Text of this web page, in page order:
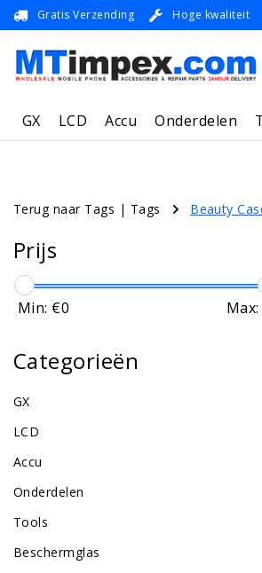
Gratis Verzending Hoge kwaliteit
GX LCD Accu Onderdelen
Terug naar Tags | Tags Beauty
Prijs
Min: €0
Categorieën
GX
LCD
Accu
Onderdelen
Tools
Beschermglas